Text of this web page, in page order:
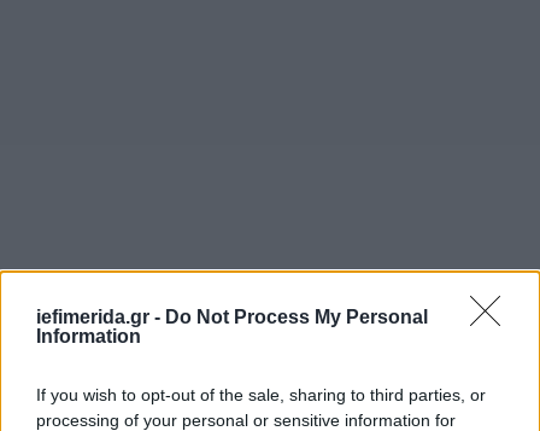
iefimerida.gr - Do Not Process My Personal
Information
If you wish to opt-out of the sale, sharing to third parties, or
processing of your personal or sensitive information for